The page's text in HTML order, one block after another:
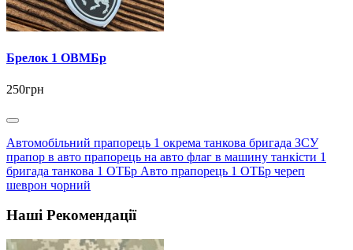
Брелок 1 ОВМБр
250грн
Автомобільний прапорець 1 окрема танкова бригада ЗСУ
прапор в авто прапорець на авто флаг в машину танкісти 1
бригада танкова 1 ОТБр Авто прапорець 1 ОТБр череп
шеврон чорний
Наші Рекомендації